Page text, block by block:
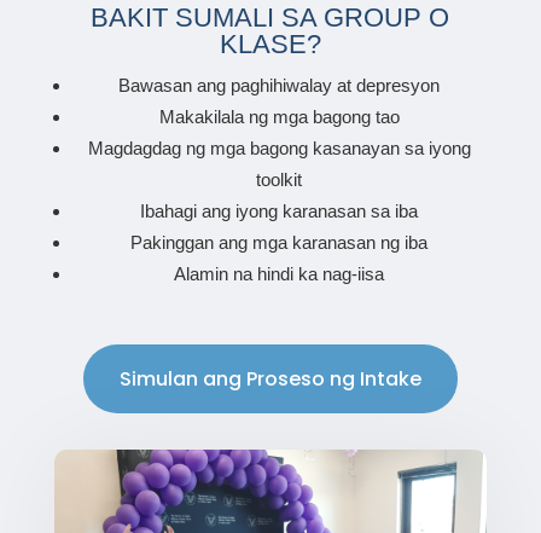
BAKIT SUMALI SA GROUP O
KLASE?
Bawasan ang paghihiwalay at depresyon
Makakilala ng mga bagong tao
Magdagdag ng mga bagong kasanayan sa iyong
toolkit
Ibahagi ang iyong karanasan sa iba
Pakinggan ang mga karanasan ng iba
Alamin na hindi ka nag-iisa
Simulan ang Proseso ng Intake